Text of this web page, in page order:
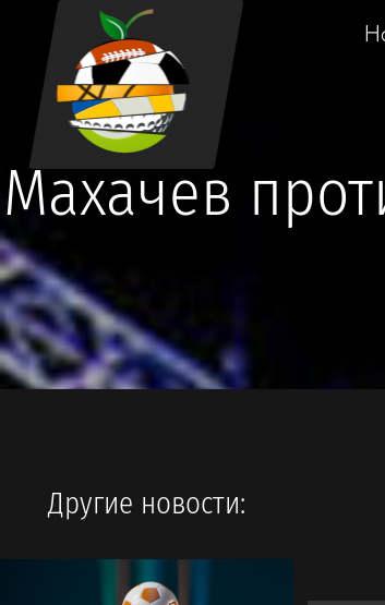
Махачев
Другие новости: